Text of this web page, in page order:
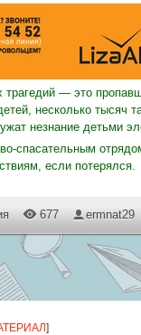
— это
несколько тысяч
незнание детьми
спасательным
если потерялся.
677 ermnat29
]